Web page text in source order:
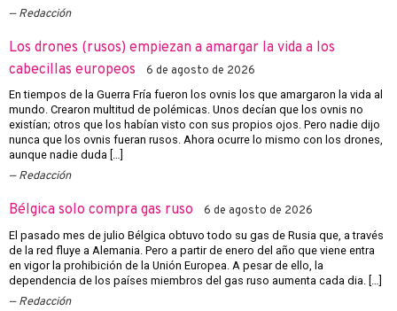
Redacción
Los drones (rusos) empiezan a amargar la vida a los
cabecillas europeos
6 de agosto de 2026
En tiempos de la Guerra Fría fueron los ovnis los que amargaron la vida al
mundo. Crearon multitud de polémicas. Unos decían que los ovnis no
existían; otros que los habían visto con sus propios ojos. Pero nadie dijo
nunca que los ovnis fueran rusos. Ahora ocurre lo mismo con los drones,
aunque nadie duda […]
Redacción
Bélgica solo compra gas ruso 6 de agosto de 2026
El pasado mes de julio Bélgica obtuvo todo su gas de Rusia que, a través
de la red fluye a Alemania. Pero a partir de enero del año que viene entra
en vigor la prohibición de la Unión Europea. A pesar de ello, la
dependencia de los países miembros del gas ruso aumenta cada dia. […]
Redacción